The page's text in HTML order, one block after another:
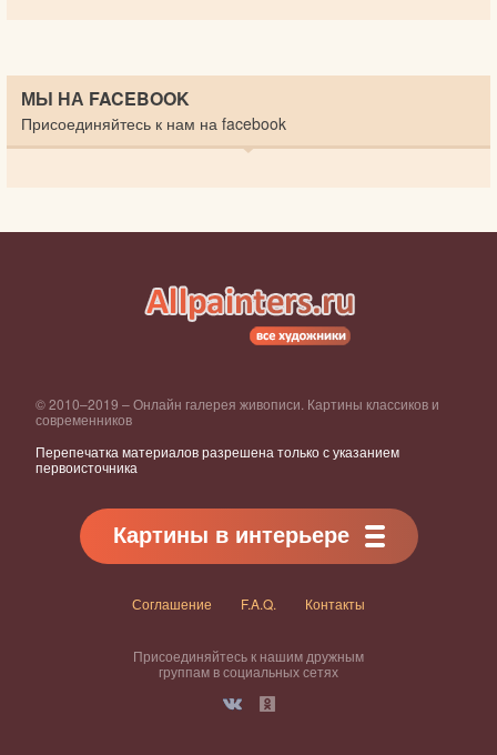
МЫ НА FACEBOOK
Присоединяйтесь к нам на facebook
© 2010–2019 – Онлайн галерея живописи. Картины классиков и
современников
Перепечатка материалов разрешена только с указанием
первоисточника
Картины в интерьере
Соглашение F.A.Q. Контакты
Присоединяйтесь к нашим дружным
группам в социальных сетях